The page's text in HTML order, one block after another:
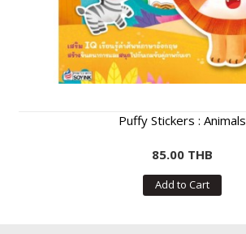
Puffy Stickers : Animals
85.00 THB
Add to Cart